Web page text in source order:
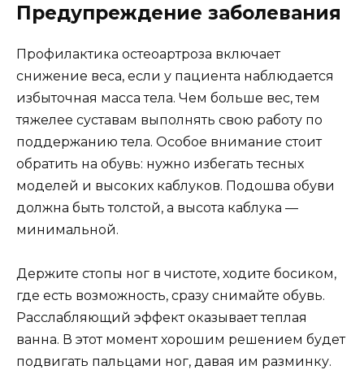
Предупреждение заболевания
Профилактика остеоартроза включает
снижение веса, если у пациента наблюдается
избыточная масса тела. Чем больше вес, тем
тяжелее суставам выполнять свою работу по
поддержанию тела. Особое внимание стоит
обратить на обувь: нужно избегать тесных
моделей и высоких каблуков. Подошва обуви
должна быть толстой, а высота каблука —
минимальной.
Держите стопы ног в чистоте, ходите босиком,
где есть возможность, сразу снимайте обувь.
Расслабляющий эффект оказывает теплая
ванна. В этот момент хорошим решением будет
подвигать пальцами ног, давая им разминку.